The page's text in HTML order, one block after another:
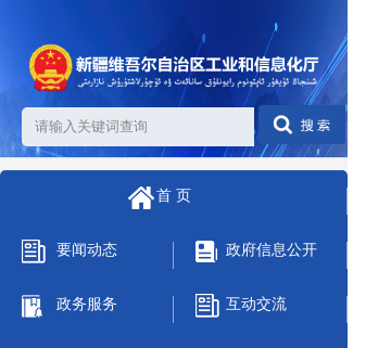
首 页
要闻动态 政府信息公开
政务服务 互动交流